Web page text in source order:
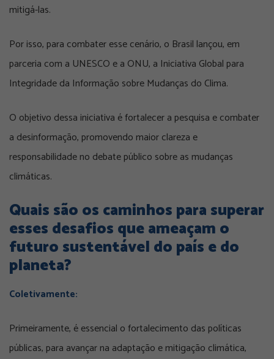
mitigá-las.
Por isso, para combater esse cenário, o Brasil lançou, em
parceria com a UNESCO e a ONU, a Iniciativa Global para
Integridade da Informação sobre Mudanças do Clima.
O objetivo dessa iniciativa é fortalecer a pesquisa e combater
a desinformação, promovendo maior clareza e
responsabilidade no debate público sobre as mudanças
climáticas.
Quais são os caminhos para superar
esses desafios que ameaçam o
futuro sustentável do país e do
planeta?
Coletivamente:
Primeiramente, é essencial o fortalecimento das políticas
públicas, para avançar na adaptação e mitigação climática,